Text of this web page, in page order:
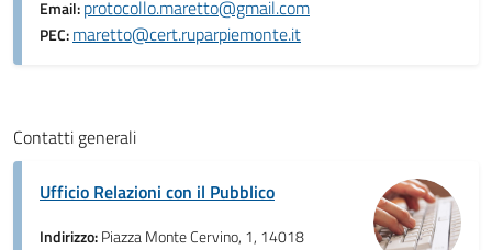
Email:protocollo.maretto@gmail.com
PEC:maretto@cert.ruparpiemonte.it
Contatti generali
Ufficio Relazioni con il Pubblico
Indirizzo:Piazza Monte Cervino, 1, 14018